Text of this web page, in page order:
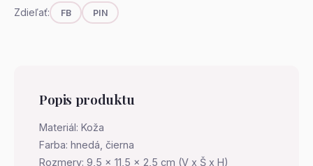
Zdieľať: FB PIN
Popis produktu
Materiál: Koža
Farba: hnedá, čierna
Rozmery: 9,5 x 11,5 x 2,5 cm (V x Š x H)